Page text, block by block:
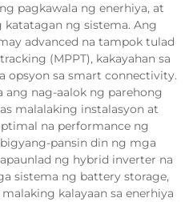
pagkawala ng enerhiya, at
katatagan ng sistema. Ang
advanced na tampok tulad
(MPPT), kakayahan sa
opsyon sa smart connectivity.
ang nag-aalok ng parehong
malalaking instalasyon at
na performance ng
pansin din ng mga
ng hybrid inverter na
sistema ng battery storage,
kalayaan sa enerhiya